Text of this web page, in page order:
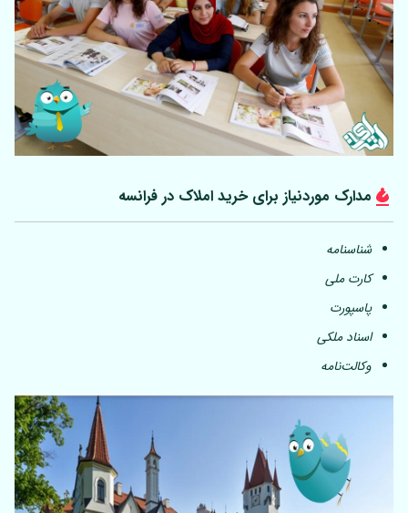
مدارک موردنیاز برای خرید املاک در فرانسه
شناسنامه
کارت ملی
پاسپورت
اسناد ملکی
وکالت‌نامه